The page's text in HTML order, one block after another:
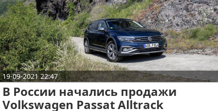
Знаменитости
Политика
Природа
Философия
Культура
Контакты
Сотрудничество
Размещение рекламы
Для правообладателей
Условия предоставления информации
19-09-2021 22:47
В России начались продажи
Volkswagen Passat Alltrack